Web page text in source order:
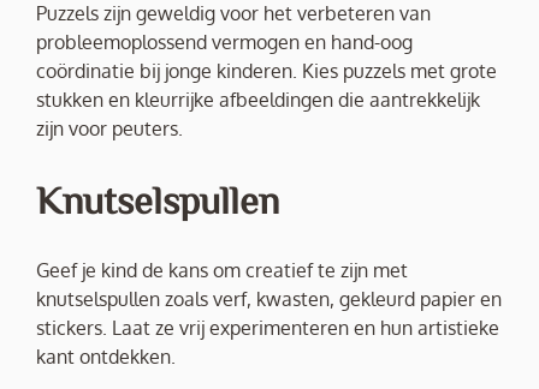
Puzzels zijn geweldig voor het verbeteren van
probleemoplossend vermogen en hand-oog
coördinatie bij jonge kinderen. Kies puzzels met grote
stukken en kleurrijke afbeeldingen die aantrekkelijk
zijn voor peuters.
Knutselspullen
Geef je kind de kans om creatief te zijn met
knutselspullen zoals verf, kwasten, gekleurd papier en
stickers. Laat ze vrij experimenteren en hun artistieke
kant ontdekken.